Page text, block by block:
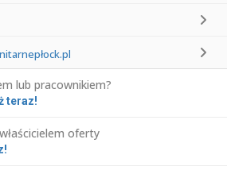
lub pracownikiem?
teraz!
oferty